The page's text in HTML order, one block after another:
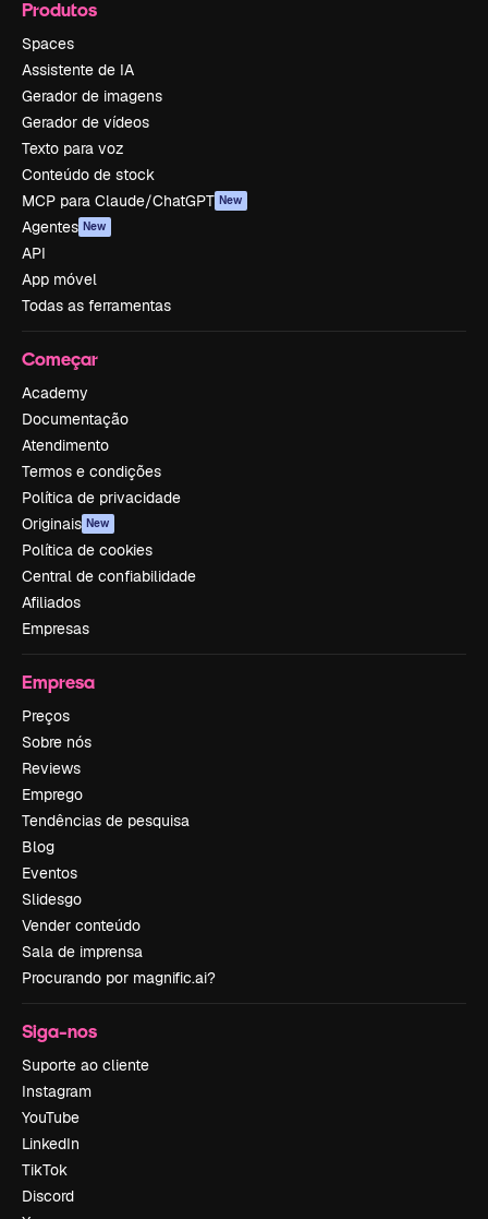
Produtos
Spaces
Assistente de IA
Gerador de imagens
Gerador de vídeos
Texto para voz
Conteúdo de stock
MCP para Claude/ChatGPT New
Agentes New
API
App móvel
Todas as ferramentas
Começar
Academy
Documentação
Atendimento
Termos e condições
Política de privacidade
Originais New
Política de cookies
Central de confiabilidade
Afiliados
Empresas
Empresa
Preços
Sobre nós
Reviews
Emprego
Tendências de pesquisa
Blog
Eventos
Slidesgo
Vender conteúdo
Sala de imprensa
Procurando por magnific.ai?
Siga-nos
Suporte ao cliente
Instagram
YouTube
LinkedIn
TikTok
Discord